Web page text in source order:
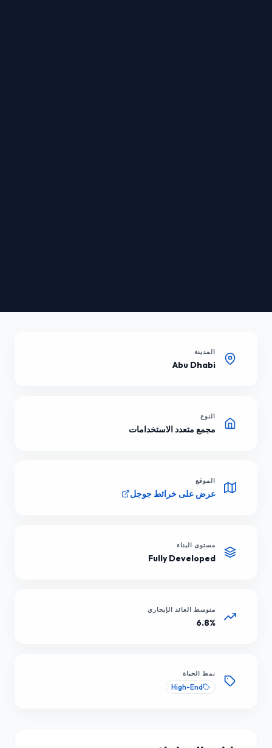
المدينة
Abu Dhabi
النوع
مجمع متعدد الاستخدامات
الموقع
عرض على خرائط جوجل
مستوى البناء
Fully Developed
متوسط العائد الإيجاري
6.8%
نمط الحياة
High-End